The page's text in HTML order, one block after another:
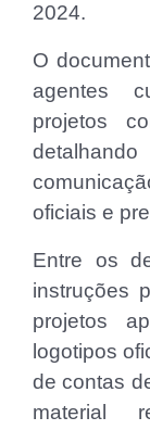
2024.
O
agentes
projetos
oficiais e
Entre os
instruções
projetos
logotipos
de contas
material